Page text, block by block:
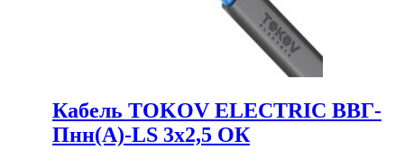
Кабель TOKOV ELECTRIC ВВГ-
Пнн(А)-LS 3х2,5 ОК